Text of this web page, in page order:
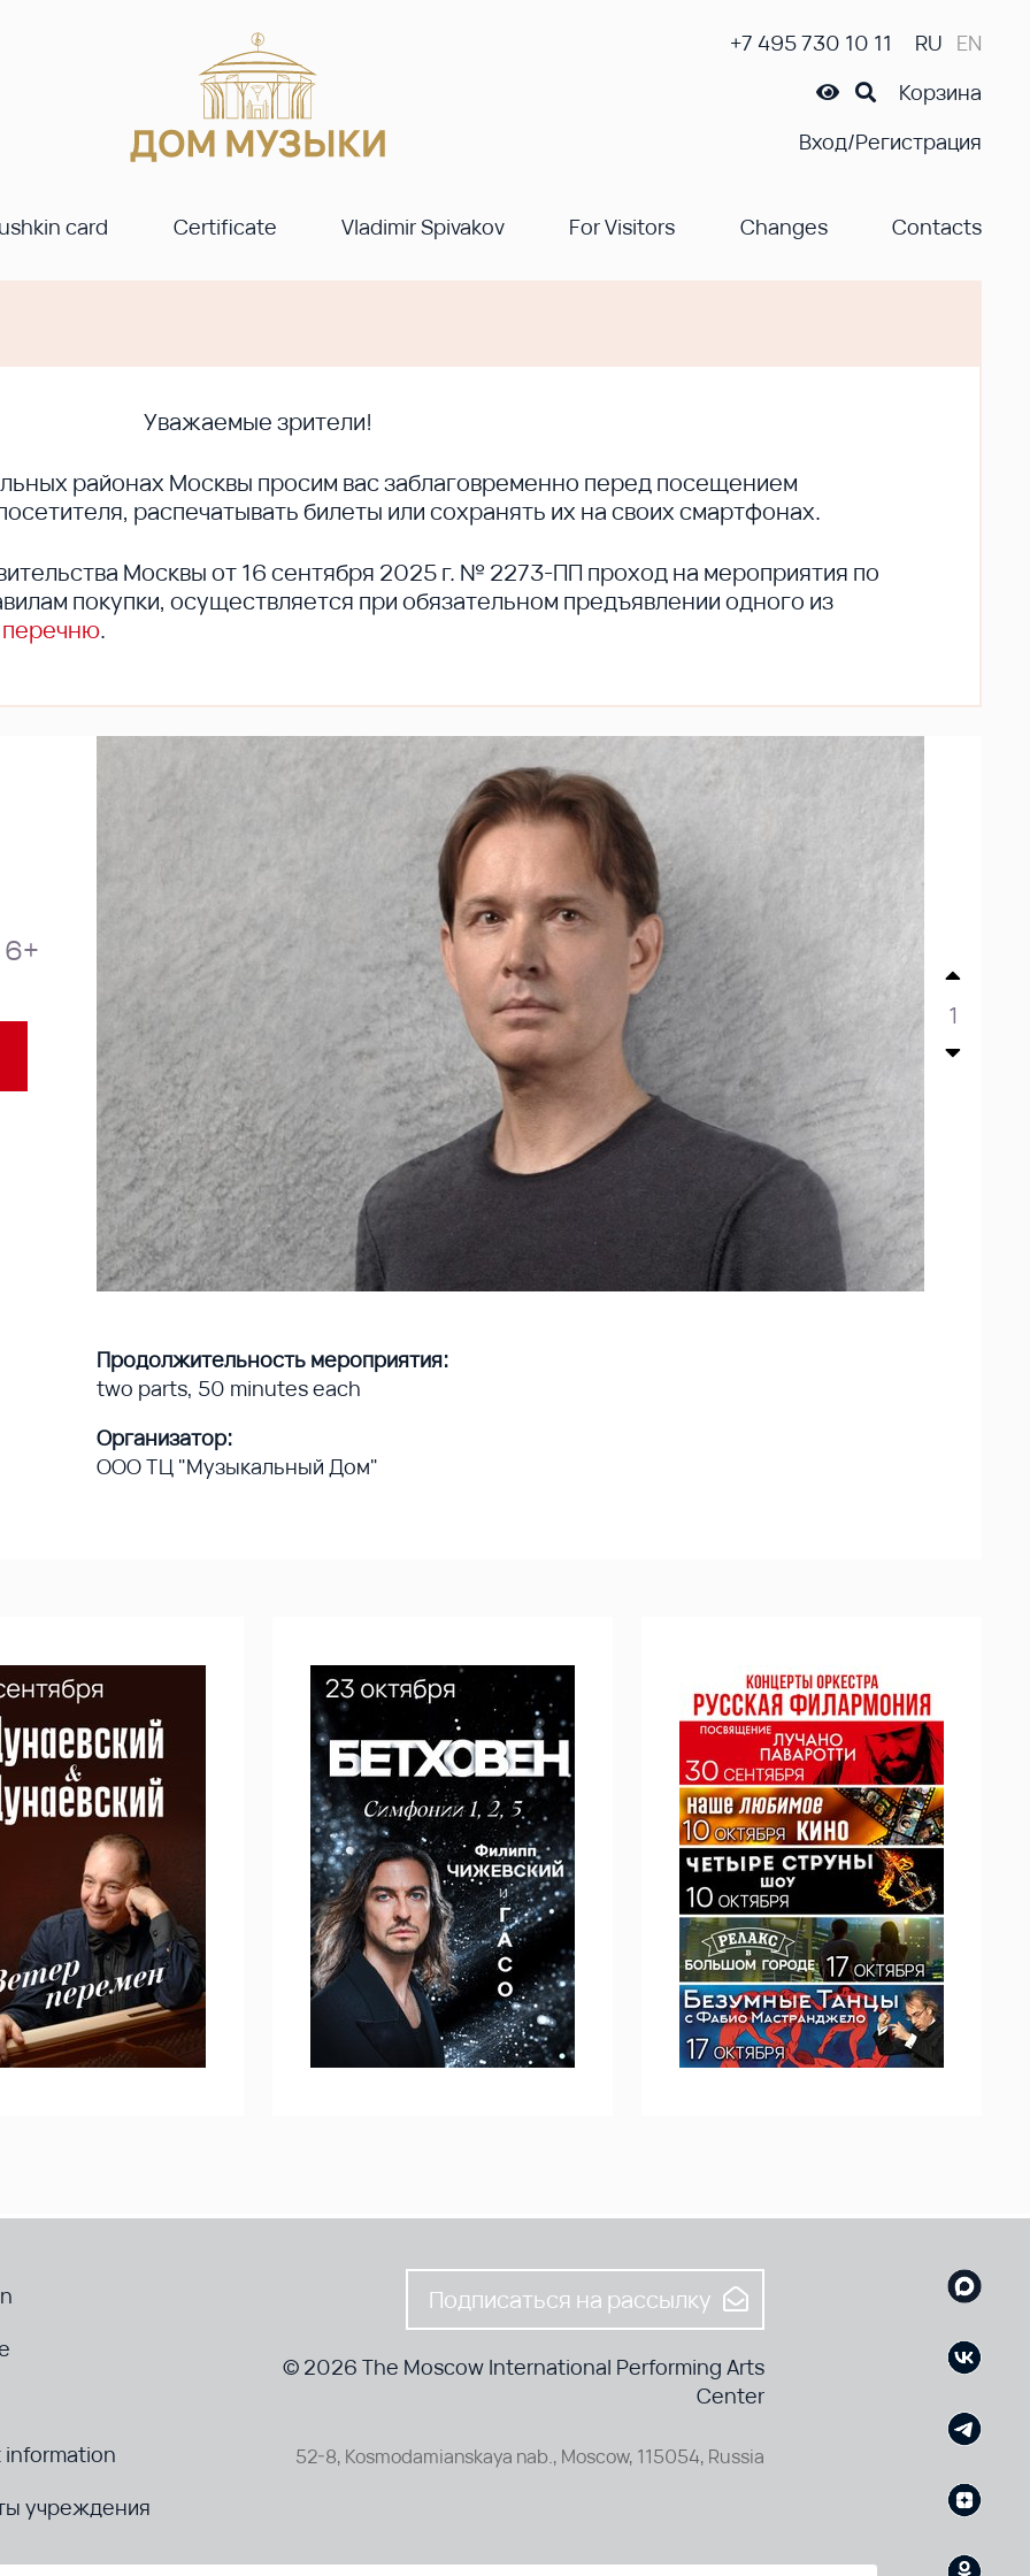
+7 495 730 10 11 RU EN
Корзина
Вход/Регистрация
card Certificate Vladimir Spivakov For Visitors Changes Contacts
Уважаемые зрители!
районах Москвы просим вас заблаговременно перед посещением
распечатывать билеты или сохранять их на своих смартфонах.
Москвы от 16 сентября 2025 г. № 2273-ПП проход на мероприятия по
покупки, осуществляется при обязательном предъявлении одного из
.
6+
1
Продолжительность мероприятия:
two parts, 50 minutes each
Организатор:
ООО ТЦ "Музыкальный Дом"
учреждения
Подписаться на рассылку
© 2026 The Moscow International Performing Arts
Center
52-8, Kosmodamianskaya nab., Moscow, 115054, Russia